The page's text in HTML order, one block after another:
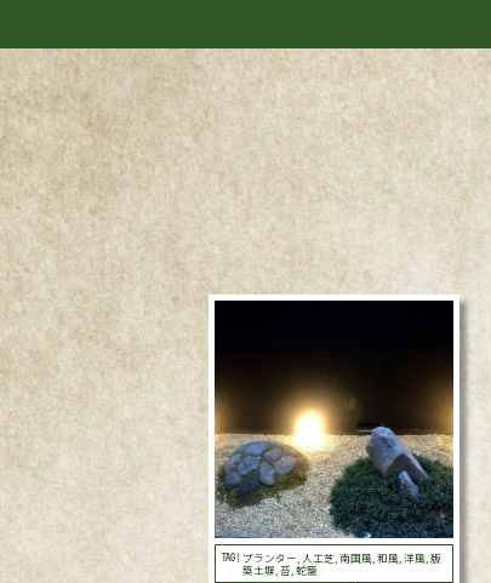
TAG |
プランター, 人工芝, 南国風, 和風, 洋風, 版
築土塀, 苔, 蛇籠